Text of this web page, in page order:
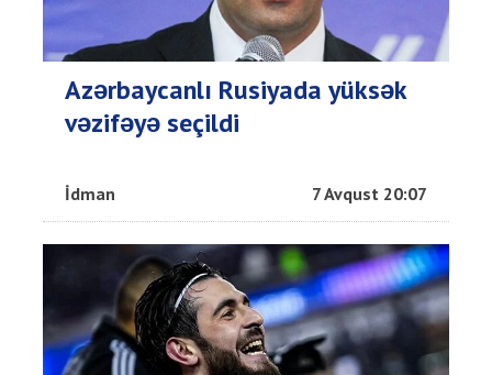
Azərbaycanlı Rusiyada yüksək
vəzifəyə seçildi
İdman 7 Avqust 20:07